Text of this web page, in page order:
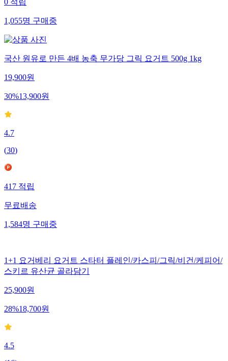
0적립
1,055명구매중
국산 원유로 만든 4배 농축 무가당 그릭 요거트 500g 1kg
19,900원
30%13,900원
4.7
(30)
417적립
무료배송
1,584명구매중
1+1 요거베리 요거트 스타터 플레인/카스피/그릭/비건/케피어/
스키르 유산균 골라담기
25,900원
28%18,700원
4.5